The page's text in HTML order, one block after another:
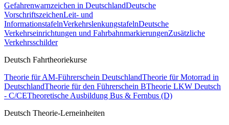
Gefahrenwarnzeichen in DeutschlandDeutsche
VorschriftszeichenLeit- und
InformationstafelnVerkehrslenkungstafelnDeutsche
Verkehrseinrichtungen und FahrbahnmarkierungenZusätzliche
Verkehrsschilder
Deutsch Fahrtheoriekurse
Theorie für AM-Führerschein DeutschlandTheorie für Motorrad in
DeutschlandTheorie für den Führerschein BTheorie LKW Deutsch
- C/CETheoretische Ausbildung Bus & Fernbus (D)
Deutsch Theorie-Lerneinheiten